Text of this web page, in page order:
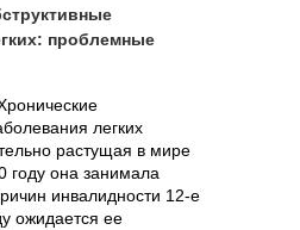
проблемные
легких
растущая в мире
году она занимала
инвалидности 12-е
ожидается ее